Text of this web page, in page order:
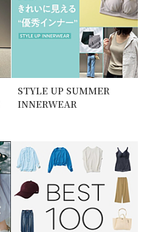
STYLE UP SUMMER
INNERWEAR